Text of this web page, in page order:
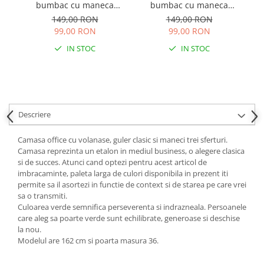
bumbac cu maneca
reglabila Elaine - Turcoaz
149,00 RON
99,00 RON
IN STOC
bumbac cu maneca
reglabila Elaine - Verde
149,00 RON
99,00 RON
IN STOC
Descriere
Camasa office cu volanase, guler clasic si maneci trei sferturi.
Camasa reprezinta un etalon in mediul business, o alegere clasica
si de succes. Atunci cand optezi pentru acest articol de
imbracaminte, paleta larga de culori disponibila in prezent iti
permite sa il asortezi in functie de context si de starea pe care vrei
sa o transmiti.
Culoarea verde semnifica perseverenta si indrazneala. Persoanele
care aleg sa poarte verde sunt echilibrate, generoase si deschise
la nou.
Modelul are 162 cm si poarta masura 36.